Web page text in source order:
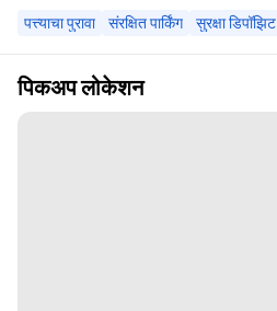
पत्त्याचा पुरावा संरक्षित पार्किंग सुरक्षा डिपॉझिट
पिकअप लोकेशन